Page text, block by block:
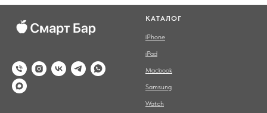
КАТАЛОГ
iPhone
iPad
Macbook
Samsung
Watch